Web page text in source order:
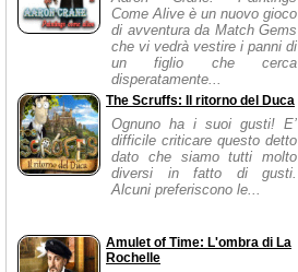
Come Alive è un nuovo gioco
di avventura da Match Gems
che vi vedrà vestire i panni di
un figlio che cerca
disperatamente...
The Scruffs: Il ritorno del Duca
Ognuno ha i suoi gusti! E’
difficile criticare questo detto
dato che siamo tutti molto
diversi in fatto di gusti.
Alcuni preferiscono le...
Amulet of Time: L'ombra di La
Rochelle